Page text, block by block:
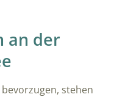
an der
stehen